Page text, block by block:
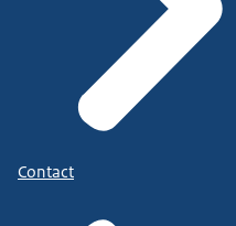
Contact